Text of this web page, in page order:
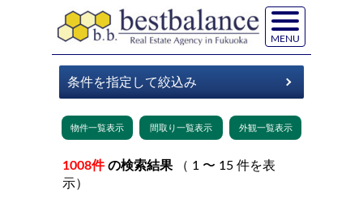
MENU
1008件 の検索結果
示）